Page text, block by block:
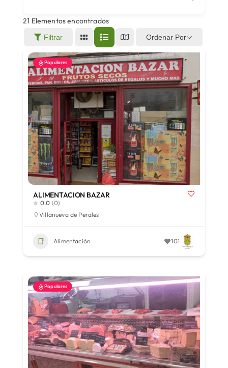
Áreas
Sede Electrónica
Contacto
Buscar:
21 Elementos encontrados
Filtrar Ordenar Por
Populares
ALIMENTACION BAZAR
0.0 (0)
Villanueva de Perales
Alimentación 101
Populares